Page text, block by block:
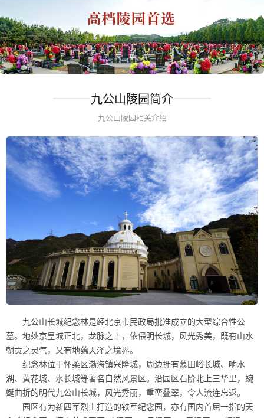
九公山陵园简介
九公山陵园相关介绍
九公山长城纪念林是经北京市民政局批准成立的大型综合性公
墓。地处京皇城正北，龙脉之上，依偎明长城，风光秀美，既有山水
朝贡之灵气，又有地蕴天泽之境界。
纪念林位于怀柔区渤海镇兴隆城，周边拥有慕田峪长城、响水
湖、黄花城、水长城等著名自然风景区。沿园区石阶北上三华里，蜿
蜒曲折的明代九公山长城，风光秀丽，重峦叠翠，令人流连忘返。
园区有为新四军烈士打造的铁军纪念园，亦有国内首屈一指的天